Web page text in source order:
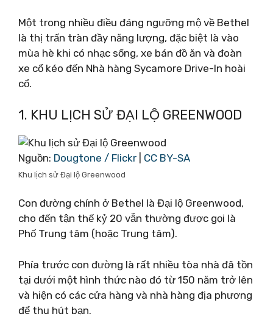
Một trong nhiều điều đáng ngưỡng mộ về Bethel
là thị trấn tràn đầy năng lượng, đặc biệt là vào
mùa hè khi có nhạc sống, xe bán đồ ăn và đoàn
xe cổ kéo đến Nhà hàng Sycamore Drive-In hoài
cổ.
1. KHU LỊCH SỬ ĐẠI LỘ GREENWOOD
Nguồn: Dougtone / Flickr CC BY-SA
Khu lịch sử Đại lộ Greenwood
Con đường chính ở Bethel là Đại lộ Greenwood,
cho đến tận thế kỷ 20 vẫn thường được gọi là
Phố Trung tâm (hoặc Trung tâm).
Phía trước con đường là rất nhiều tòa nhà đã tồn
tại dưới một hình thức nào đó từ 150 năm trở lên
và hiện có các cửa hàng và nhà hàng địa phương
để thu hút bạn.